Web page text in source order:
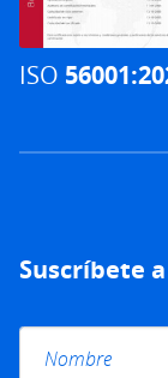
ISO
Suscríbete